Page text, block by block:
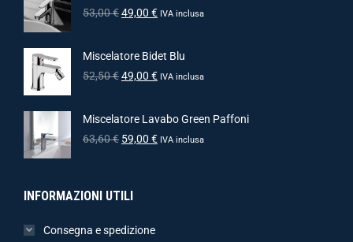
53,00€49,00 € IVA inclusa
Miscelatore Bidet Blu
52,50€49,00 € IVA inclusa
Miscelatore Lavabo Green Paffoni
63,60€ 59,00 € IVA inclusa
INFORMAZIONI UTILI
Consegna e spedizione